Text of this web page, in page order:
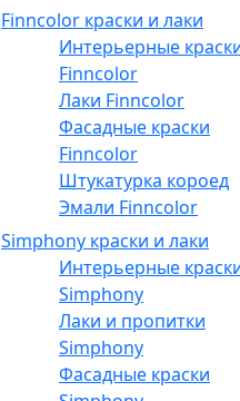
Finncolor краски и лаки
Интерьерные
Finncolor
Лаки Finncolor
Фасадные краски
Finncolor
Штукатурка короед
Эмали Finncolor
Simphony краски и лаки
Интерьерные
Simphony
Лаки и пропитки
Simphony
Фасадные краски